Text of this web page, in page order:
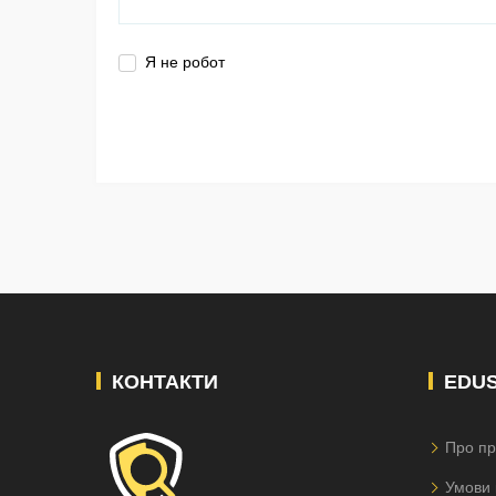
Я не робот
КОНТАКТИ
Про
Умови